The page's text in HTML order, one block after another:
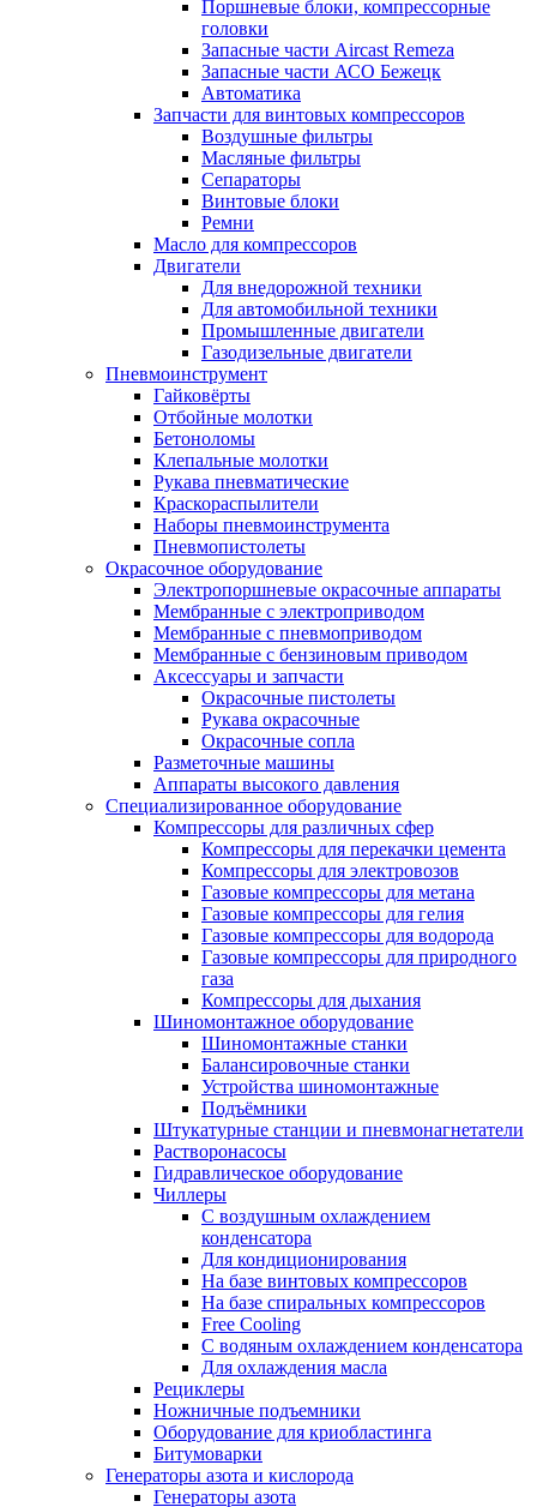
Поршневые блоки, компрессорные
головки
Запасные части Aircast Remeza
Запасные части АСО Бежецк
Автоматика
Запчасти для винтовых компрессоров
Воздушные фильтры
Масляные фильтры
Сепараторы
Винтовые блоки
Ремни
Масло для компрессоров
Двигатели
Для внедорожной техники
Для автомобильной техники
Промышленные двигатели
Газодизельные двигатели
Пневмоинструмент
Гайковёрты
Отбойные молотки
Бетоноломы
Клепальные молотки
Рукава пневматические
Краскораспылители
Наборы пневмоинструмента
Пневмопистолеты
Окрасочное оборудование
Электропоршневые окрасочные аппараты
Мембранные с электроприводом
Мембранные с пневмоприводом
Мембранные с бензиновым приводом
Аксессуары и запчасти
Окрасочные пистолеты
Рукава окрасочные
Окрасочные сопла
Разметочные машины
Аппараты высокого давления
Специализированное оборудование
Компрессоры для различных сфер
Компрессоры для перекачки цемента
Компрессоры для электровозов
Газовые компрессоры для метана
Газовые компрессоры для гелия
Газовые компрессоры для водорода
Газовые компрессоры для природного
газа
Компрессоры для дыхания
Шиномонтажное оборудование
Шиномонтажные станки
Балансировочные станки
Устройства шиномонтажные
Подъёмники
Штукатурные станции и пневмонагнетатели
Растворонасосы
Гидравлическое оборудование
Чиллеры
С воздушным охлаждением
конденсатора
Для кондиционирования
На базе винтовых компрессоров
На базе спиральных компрессоров
Free Cooling
С водяным охлаждением конденсатора
Для охлаждения масла
Рециклеры
Ножничные подъемники
Оборудование для криобластинга
Битумоварки
Генераторы азота и кислорода
Генераторы азота